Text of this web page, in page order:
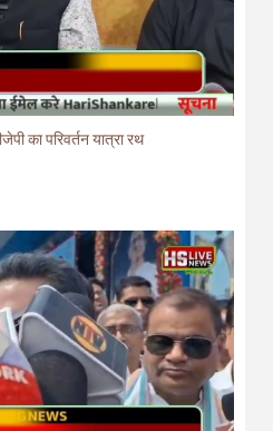
का परिवर्तन यात्रा रथ